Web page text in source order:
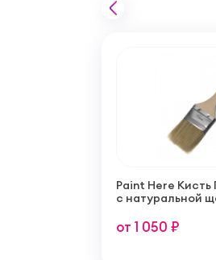
Paint Here
с натуральной
от 1 050 ₽